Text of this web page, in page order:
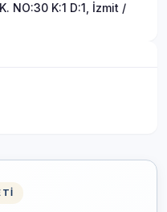
NO:30 K:1 D:1, İzmit /